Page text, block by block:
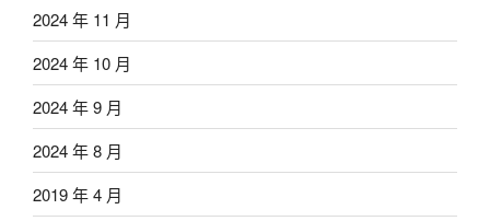
2024 年 11 月
2024 年 10 月
2024 年 9 月
2024 年 8 月
2019 年 4 月